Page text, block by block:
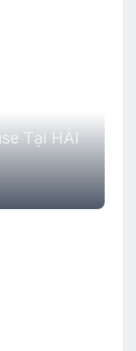
Tại HẢI